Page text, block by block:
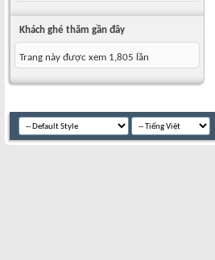
Khách ghé thăm gần đây
Trang này được xem 1,805 lần